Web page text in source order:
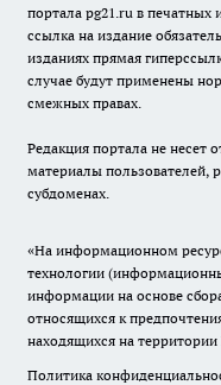
портала pg21.ru в печатных
ссылка на издание
изданиях прямая
случае будут применены
смежных правах.
Редакция портала не несет
материалы пользователей,
субдоменах.
«На информационном
технологии
информации на основе
относящихся к
находящихся на
Политика